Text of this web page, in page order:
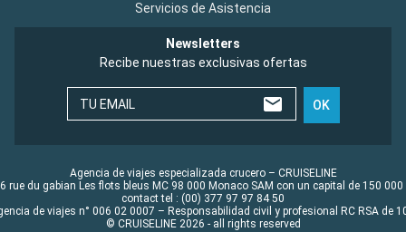
Servicios de Asistencia
Newsletters
Recibe nuestras exclusivas ofertas
TU EMAIL OK
Agencia de viajes especializada crucero – CRUISELINE
rue du gabian Les flots bleus MC 98 000 Monaco SAM con un capital de 150 000
contact tel : (00) 377 97 97 84 50
de viajes n° 006 02 0007 – Responsabilidad civil y profesional RC RSA de
© CRUISELINE 2026 - all rights reserved